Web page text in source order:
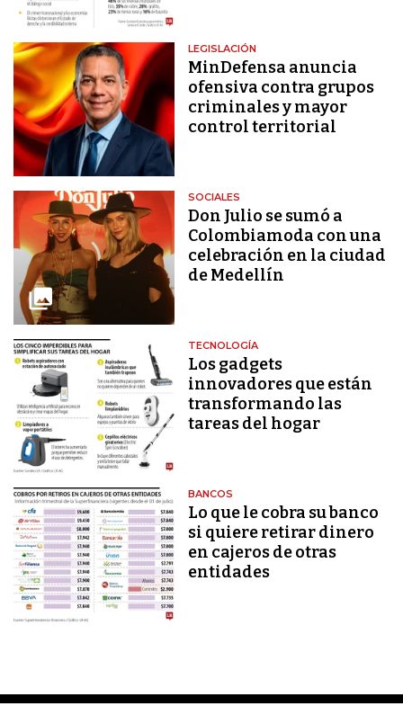
LEGISLACIÓN
MinDefensa anuncia
ofensiva contra grupos
criminales y mayor
control territorial
SOCIALES
Don Julio se sumó a
Colombiamoda con una
celebración en la ciudad
de Medellín
TECNOLOGÍA
Los gadgets
innovadores que están
transformando las
tareas del hogar
BANCOS
Lo que le cobra su banco
si quiere retirar dinero
en cajeros de otras
entidades